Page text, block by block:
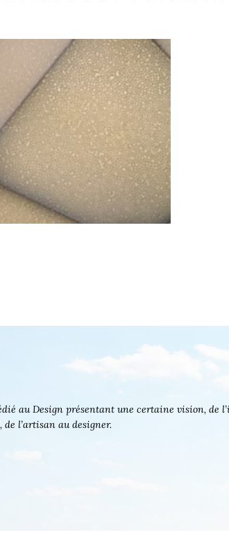
au Design présentant une certaine vision, de
l’artisan au designer.